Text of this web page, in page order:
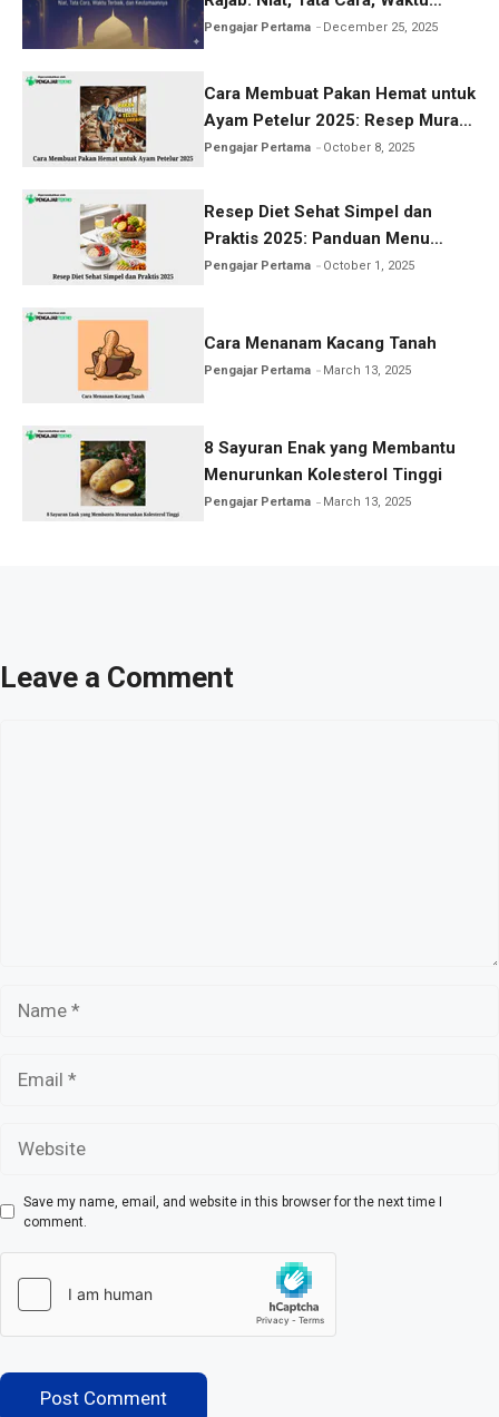
Terbaik, dan Keutamaannya
Pengajar Pertama December 25, 2025
Cara Membuat Pakan Hemat untuk
Ayam Petelur 2025: Resep Murah
& Produksi Maksimal
Pengajar Pertama October 8, 2025
Resep Diet Sehat Simpel dan
Praktis 2025: Panduan Menu
Cepat Turunkan Berat Badan
Pengajar Pertama October 1, 2025
Cara Menanam Kacang Tanah
Pengajar Pertama March 13, 2025
8 Sayuran Enak yang Membantu
Menurunkan Kolesterol Tinggi
Pengajar Pertama March 13, 2025
Leave a Comment
Save my name, email, and website in this browser for the next time I
comment.